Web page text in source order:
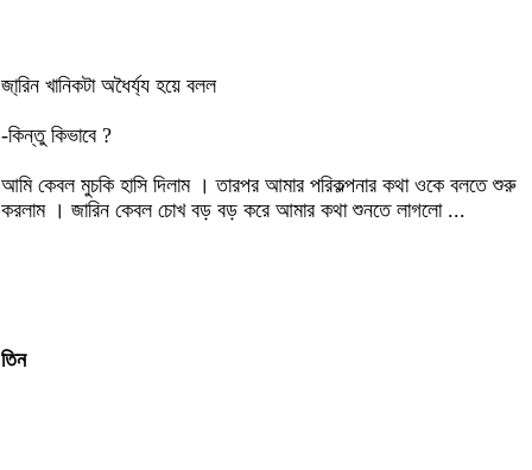
জা্রিন খানিকটা অধৈর্য্য হয়ে বলল
-কিন্তু কিভাবে ?
আমি কেবল মুচকি হাসি দিলাম । তারপর আমার পরিকল্পনার কথা ওকে বলতে শুরু
করলাম । জারিন কেবল চোখ বড় বড় করে আমার কথা শুনতে লাগলো ...
তিন